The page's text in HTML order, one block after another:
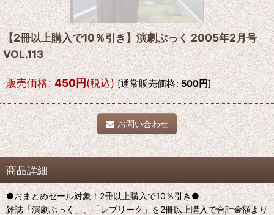
【2冊以上購入で10％引き】演劇ぶっく 2005年2月号
VOL.113
販売価格: 450円(税込) [通常販売価格: 500円]
お問い合わせ
商品詳細
●おまとめセール対象！2冊以上購入で10％引き●
雑誌「演劇ぶっく」、「レプリーク」を2冊以上購入で合計金額より